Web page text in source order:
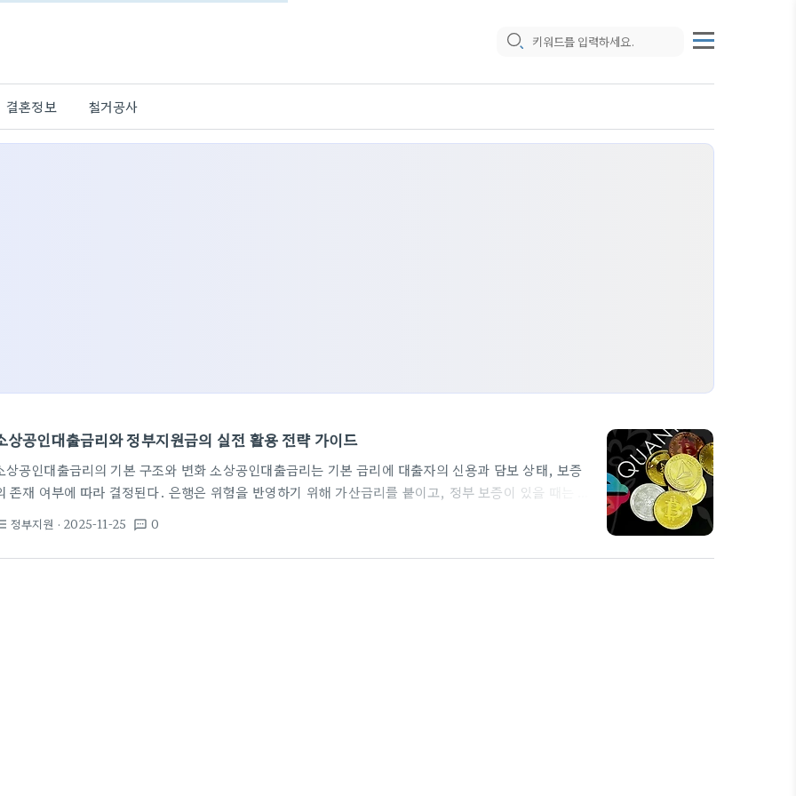
결혼정보 철거공사
상공인대출금리와 정부지원금의 실전 활용 전략 가이드
상공인대출금리의 기본 구조와 변화 소상공인대출금리는 기본 금리에 대출자의 신용과 담보 상태, 보증
존재 여부에 따라 결정된다. 은행은 위험을 반영하기 위해 가산금리를 붙이고, 정부 보증이 있을 때는 그
향을 미친다. 참조 내용에 따르면 숙박업과 같은 특정 업종은 대출금리 상승에 더 민감하다고 응답한 비중
높아졌다. 또 업종 특성에 따라 병원대출이나 요양원대출처럼 특정 서비스 업종에 맞춘 대출도 존재하며
정부지원 · 2025-11-25 textsms 0